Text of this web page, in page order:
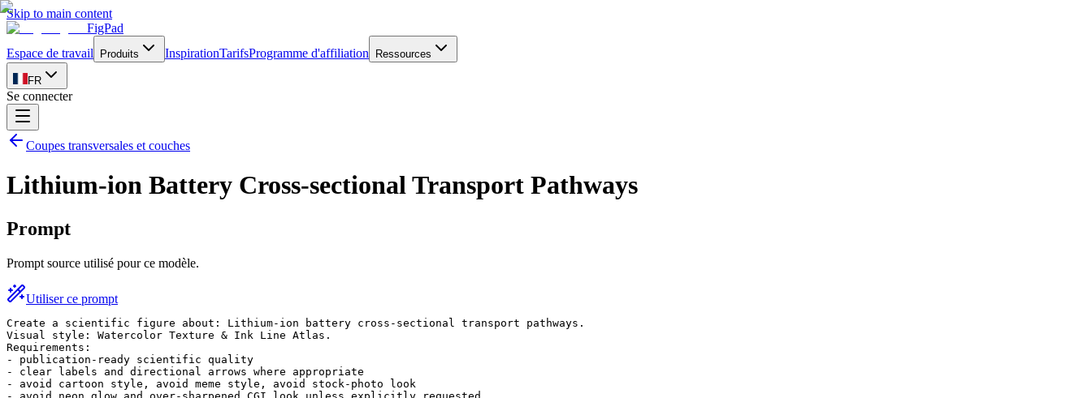
Skip to main content
FigPad
Espace de travail
Produits InspirationTarifsProgramme d'affiliation Ressources
FR
Se connecter
Coupes transversales et couches
Lithium-ion Battery Cross-sectional Transport Pathways
Prompt
Prompt source utilisé pour ce modèle.
Utiliser ce prompt
Create a scientific figure about: Lithium-ion battery cross-sectional transport pathways.
Visual style: Watercolor Texture & Ink Line Atlas.
Requirements:
- publication-ready scientific quality
- clear labels and directional arrows where appropriate
- avoid cartoon style, avoid meme style, avoid stock-photo look